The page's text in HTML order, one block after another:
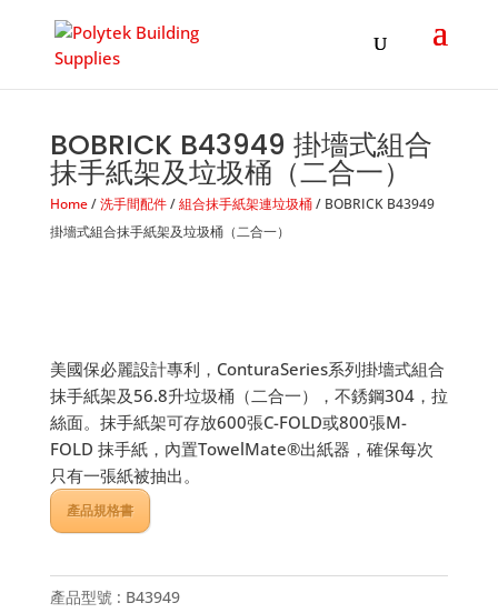
BOBRICK B43949 掛墻式組合
抹手紙架及垃圾桶（二合一）
Home/洗手間配件/組合抹手紙架連垃圾桶/ BOBRICK B43949
掛墻式組合抹手紙架及垃圾桶（二合一）
美國保必麗設計專利，ConturaSeries系列掛墻式組合
抹手紙架及56.8升垃圾桶（二合一），不銹鋼304，拉
絲面。抹手紙架可存放600張C-FOLD或800張M-
FOLD 抹手紙，內置TowelMate®出紙器，確保每次
只有一張紙被抽出。
產品規格書
產品型號 : B43949